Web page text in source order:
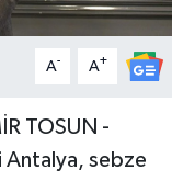
A- A+
TOSUN -
Antalya, sebze